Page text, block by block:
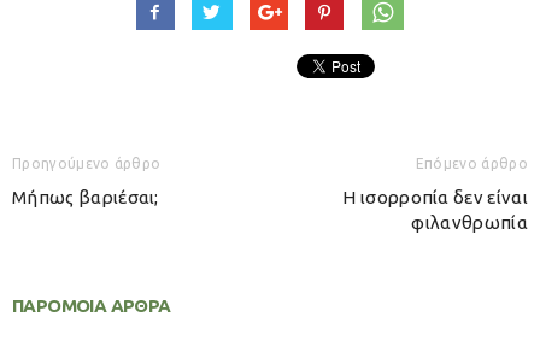
Προηγούμενο άρθρο
Μήπως βαριέσαι;
Επόμενο άρθρο
Η ισορροπία δεν είναι
φιλανθρωπία
ΠΑΡΟΜΟΙΑ ΑΡΘΡΑ